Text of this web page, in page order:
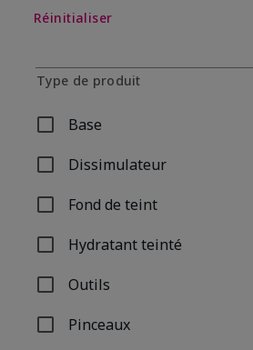
Réinitialiser
Type de produit
Base
Affiner par Type de produit: Base
Dissimulateur
Affiner par Type de produit:
Fond de teint
Affiner par Type de produit:
Hydratant teinté
Affiner par Type de produit:
Outils
Affiner par Type de produit:
Pinceaux
Affiner par Type de produit: